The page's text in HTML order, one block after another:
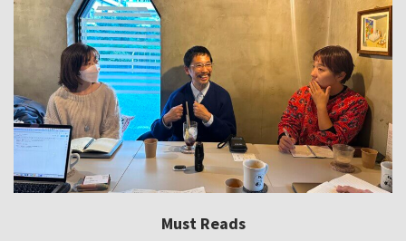
Must Reads
Must Reads
Must Reads
Must Reads
Must Reads